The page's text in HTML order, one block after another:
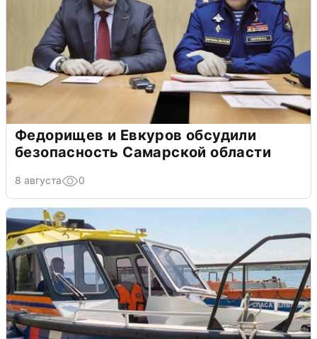
Федорищев и Евкуров обсудили
безопасность Самарской области
8 августа 0